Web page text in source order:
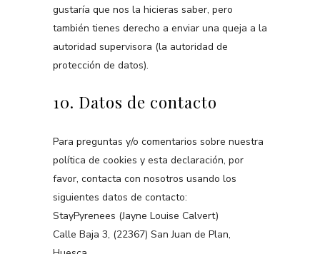
gustaría que nos la hicieras saber, pero
también tienes derecho a enviar una queja a la
autoridad supervisora (la autoridad de
protección de datos).
10. Datos de contacto
Para preguntas y/o comentarios sobre nuestra
política de cookies y esta declaración, por
favor, contacta con nosotros usando los
siguientes datos de contacto:
StayPyrenees (Jayne Louise Calvert)
Calle Baja 3, (22367) San Juan de Plan,